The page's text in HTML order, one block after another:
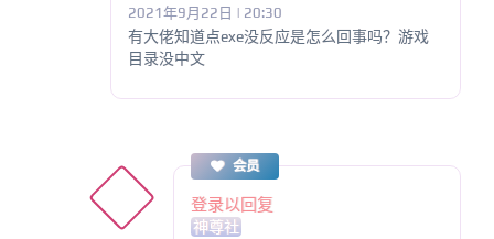
2021年9月22日 | 20:30
有大佬知道点exe没反应是怎么回事吗？游戏
目录没中文
会员
登录以回复
神尊社